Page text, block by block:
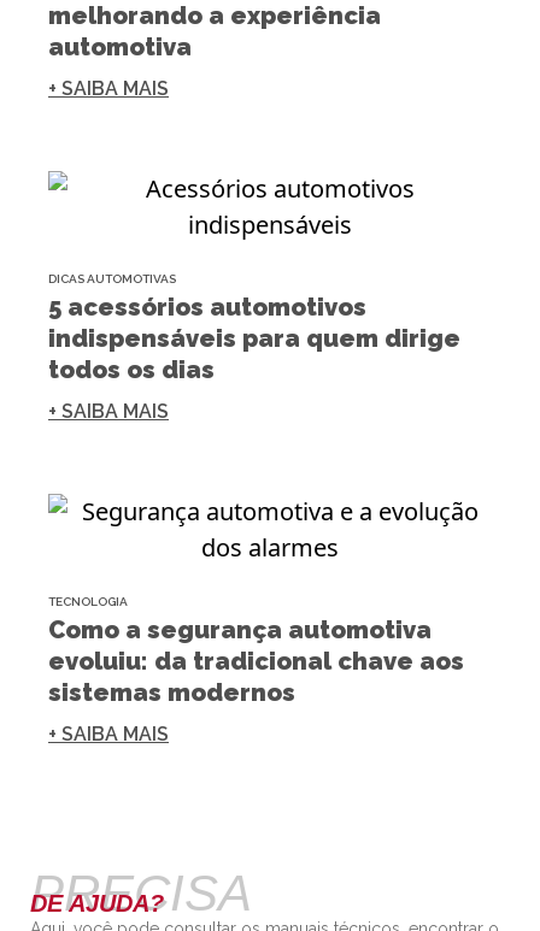
melhorando a experiência
automotiva
+ SAIBA MAIS
DICAS AUTOMOTIVAS
5 acessórios automotivos
indispensáveis para quem dirige
todos os dias
+ SAIBA MAIS
TECNOLOGIA
Como a segurança automotiva
evoluiu: da tradicional chave aos
sistemas modernos
+ SAIBA MAIS
PRECISA
DE AJUDA?